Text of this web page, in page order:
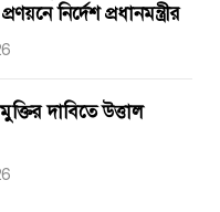
নির্দেশ প্রধানমন্ত্রীর
দাবিতে উত্তাল